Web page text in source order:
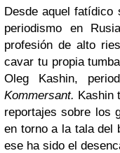
Desde aquel fatídico
periodismo en
profesión de alto
cavar tu propia
Oleg Kashin,
Kommersant. Kashin
reportajes sobre los
en torno a la tala del
ese ha sido el